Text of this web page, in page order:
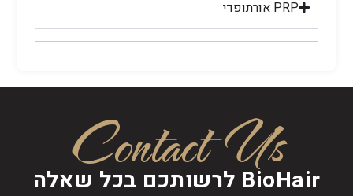
PRP אורתופדי
Contact Us
BioHair לרשותכם בכל שאלה